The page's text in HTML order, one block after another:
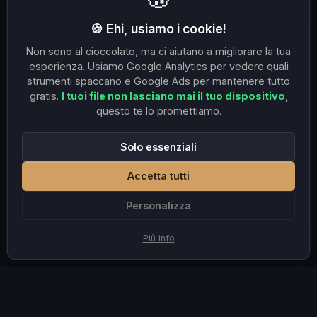
🍪 Ehi, usiamo i cookie!
Non sono al cioccolato, ma ci aiutano a migliorare la tua
esperienza. Usiamo Google Analytics per vedere quali
strumenti spaccano e Google Ads per mantenere tutto
gratis. I tuoi file non lasciano mai il tuo dispositivo
questo te lo promettiamo.
Personalizza
Solo essenziali
Accetta tutti
Più info